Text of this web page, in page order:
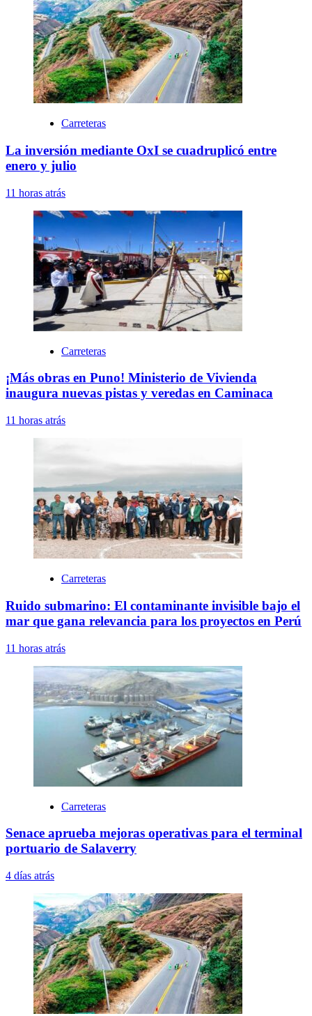
Carreteras
La inversión mediante OxI se cuadruplicó entre
enero y julio
11 horas atrás
Carreteras
¡Más obras en Puno! Ministerio de Vivienda
inaugura nuevas pistas y veredas en Caminaca
11 horas atrás
Carreteras
Ruido submarino: El contaminante invisible bajo el
mar que gana relevancia para los proyectos en Perú
11 horas atrás
Carreteras
Senace aprueba mejoras operativas para el terminal
portuario de Salaverry
4 días atrás